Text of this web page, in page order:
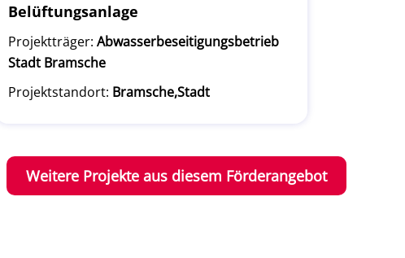
Belüftungsanlage
Projektträger: Abwasserbeseitigungsbetrieb
Stadt Bramsche
Projektstandort: Bramsche,Stadt
Weitere Projekte aus diesem Förderangebot